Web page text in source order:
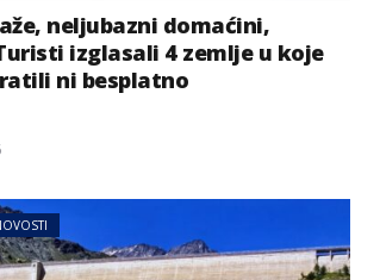
neljubazni domaćini,
izglasali 4 zemlje u koje
ni besplatno
BIZNIS NOVOSTI